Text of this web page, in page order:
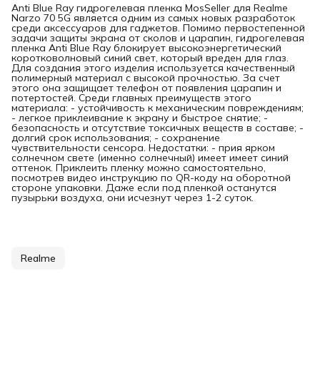
Anti Blue Ray гидрогелевая пленка MosSeller для Realme
Narzo 70 5G является одним из самых новых разработок
среди аксессуаров для гаджетов. Помимо первостепенной
задачи защиты экрана от сколов и царапин, гидрогелевая
пленка Anti Blue Ray блокирует высокоэнергетический
коротковолновый синий свет, который вреден для глаз.
Для создания этого изделия используется качественный
полимерный материал с высокой прочностью. За счет
этого она защищает телефон от появления царапин и
потертостей. Среди главных преимуществ этого
материала: - устойчивость к механическим повреждениям;
- легкое приклеивание к экрану и быстрое снятие; -
безопасность и отсутствие токсичных веществ в составе; -
долгий срок использования; - сохранение
чувствительности сенсора. Недостатки: - прия ярком
солнечном свете (именно солнечный) имеет имеет синий
оттенок. Приклеить пленку можно самостоятельно,
посмотрев видео инструкцию по QR-коду на оборотной
стороне упаковки. Даже если под пленкой останутся
пузырьки воздуха, они исчезнут через 1-2 суток.
Realme